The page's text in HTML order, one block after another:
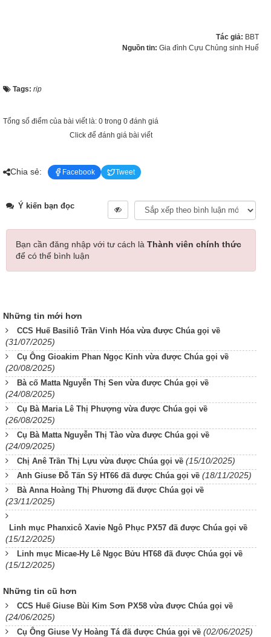
Tác giả: BBT
Nguồn tin: Gia đình Cựu Chủng sinh Huế
Tags: rip
Tổng số điểm của bài viết là: 0 trong 0 đánh giá
Click để đánh giá bài viết
Chia sẻ: Facebook Tweet
Ý kiến bạn đọc
Bạn cần đăng nhập với tư cách là Thành viên chính thức
để có thể bình luận
Những tin mới hơn
CCS Huế Basiliô Trần Vinh Hóa vừa được Chúa gọi về
(31/07/2025)
Cụ Ông Gioakim Phan Ngọc Kỉnh vừa được Chúa gọi về
(20/08/2025)
Bà cố Matta Nguyễn Thị Sen vừa được Chúa gọi về
(24/08/2025)
Cụ Bà Maria Lê Thị Phượng vừa được Chúa gọi về
(26/08/2025)
Cụ Bà Matta Nguyễn Thị Tào vừa được Chúa gọi về
(24/09/2025)
Chị Anê Trần Thị Lựu vừa được Chúa gọi về (15/10/2025)
Anh Giuse Đỗ Tấn Sỹ HT66 đã được Chúa gọi về (18/11/2025)
Bà Anna Hoàng Thị Phương đã được Chúa gọi về
(23/11/2025)
Linh mục Phanxicô Xavie Ngô Phục PX57 đã được Chúa gọi về
(15/12/2025)
Linh mục Micae-Hy Lê Ngọc Bửu HT68 đã được Chúa gọi về
(15/12/2025)
Những tin cũ hơn
CCS Huế Giuse Bùi Kim Sơn PX58 vừa được Chúa gọi về
(24/06/2025)
Cụ Ông Giuse Vy Hoàng Tá đã được Chúa gọi về (02/06/2025)